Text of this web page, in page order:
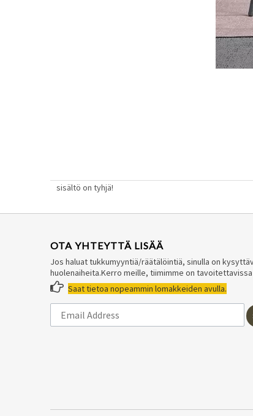
sisältö on tyhjä!
OTA YHTEYTTÄ LISÄÄ
Jos haluat tukkumyyntiä/räätälöintiä, sinulla on
huolenaiheita.Kerro meille, tiimimme on tavoitettavissa
 Saat tietoa nopeammin lomakkeiden avulla.